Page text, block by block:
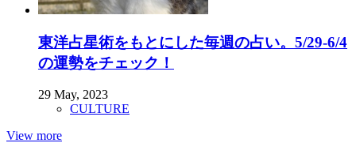
東洋占星術をもとにした毎週の占い。5/29-6/4
の運勢をチェック！
29 May, 2023
CULTURE
View more